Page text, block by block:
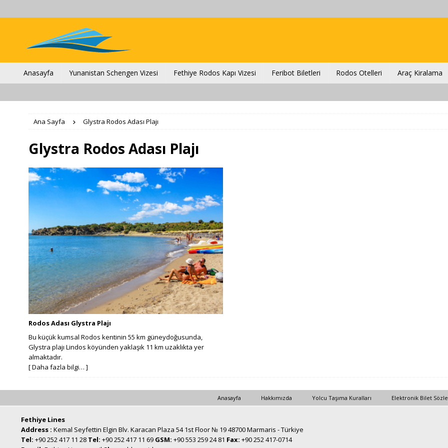
Anasayfa Yunanistan Schengen Vizesi Fethiye Rodos Kapı Vizesi Feribot Biletleri Rodos Otelleri Araç Kiralama
Ana Sayfa Glystra Rodos Adası Plajı
Glystra Rodos Adası Plajı
Rodos Adası Glystra Plajı
Bu küçük kumsal Rodos kentinin 55 km güneydoğusunda,
Glystra plajı Lindos köyünden yaklaşık 11 km uzaklıkta yer
almaktadır.
[ Daha fazla bilgi… ]
Anasayfa Hakkımızda Yolcu Taşıma Kuralları Elektronik Bilet
Fethiye Lines
Address : Kemal Seyfettin Elgin Blv. Karacan Plaza 54 1st Floor № 19 48700 Marmaris - Türkiye
Tel: +90 252 417 11 28 Tel: +90 252 417 11 69 GSM: +90 553 259 24 81 Fax: +90 252 417-0714